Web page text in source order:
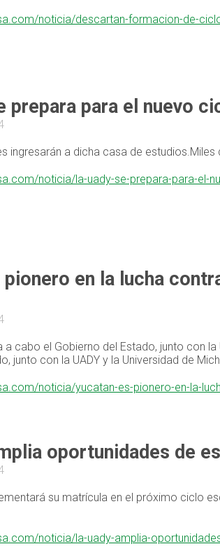
noticia/descartan-formacion-de-
prepara para el nuevo
ingresarán a dicha casa de
noticia/la-uady-se-prepara-para-el-
pionero en la lucha
a cabo el Gobierno del Estado, junto con
junto con la UADY y la Universidad de
noticia/yucatan-es-pionero-en-la-
oportunidades de
su matrícula en el próximo ciclo
noticia/la-uady-amplia-